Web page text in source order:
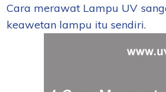
Cara merawat Lampu UV
keawetan lampu itu sendiri.